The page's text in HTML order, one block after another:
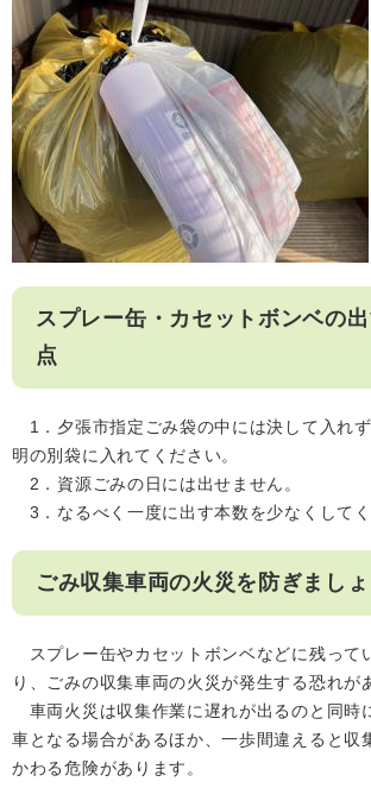
スプレー缶・カセットボンベの
点
1．夕張市指定ごみ袋の中には決して入れ
明の別袋に入れてください。
2．資源ごみの日には出せません。
3．なるべく一度に出す本数を少なくしてく
ごみ収集車両の火災を防ぎましょ
スプレー缶やカセットボンベなどに残って
り、ごみの収集車両の火災が発生する恐れが
車両火災は収集作業に遅れが出るのと同時
車となる場合があるほか、一歩間違えると収
かわる危険があります。